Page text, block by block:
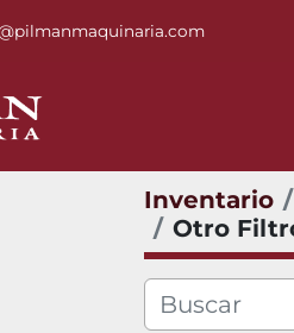
Inventario
Otro